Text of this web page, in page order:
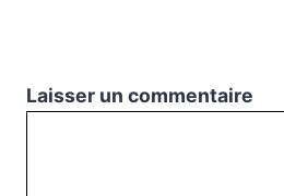
Laisser un commentaire